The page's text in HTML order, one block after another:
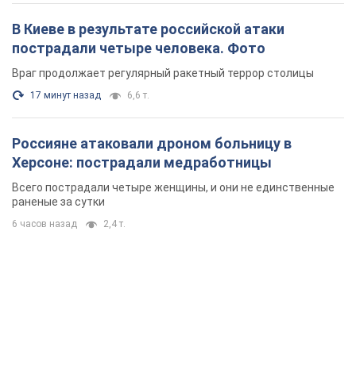
В Киеве в результате российской атаки
пострадали четыре человека. Фото
Враг продолжает регулярный ракетный террор столицы
17 минут назад 6,6 т.
Россияне атаковали дроном больницу в
Херсоне: пострадали медработницы
Всего пострадали четыре женщины, и они не единственные
раненые за сутки
6 часов назад 2,4 т.